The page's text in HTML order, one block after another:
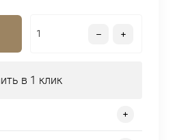
в 1 клик